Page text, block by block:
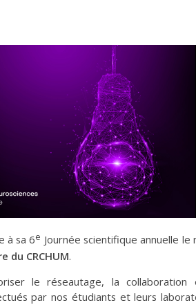
à sa 6e Journée scientifique annuelle le
du CRCHUM.
le réseautage, la
par nos étudiants et leurs